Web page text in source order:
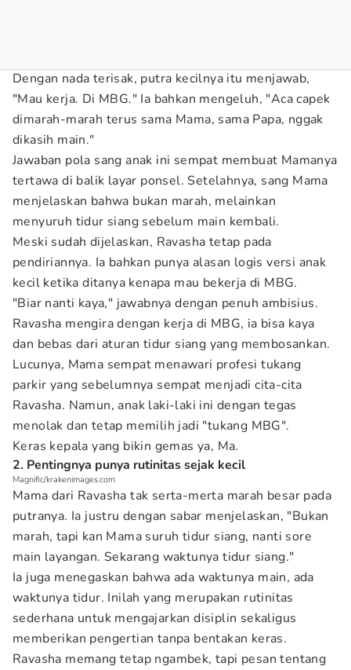
Dengan nada terisak, putra kecilnya itu menjawab,
"Mau kerja. Di MBG." Ia bahkan mengeluh, "Aca capek
dimarah-marah terus sama Mama, sama Papa, nggak
dikasih main."
Jawaban pola sang anak ini sempat membuat Mamanya
tertawa di balik layar ponsel. Setelahnya, sang Mama
menjelaskan bahwa bukan marah, melainkan
menyuruh tidur siang sebelum main kembali.
Meski sudah dijelaskan, Ravasha tetap pada
pendiriannya. Ia bahkan punya alasan logis versi anak
kecil ketika ditanya kenapa mau bekerja di MBG.
"Biar nanti kaya," jawabnya dengan penuh ambisius.
Ravasha mengira dengan kerja di MBG, ia bisa kaya
dan bebas dari aturan tidur siang yang membosankan.
Lucunya, Mama sempat menawari profesi tukang
parkir yang sebelumnya sempat menjadi cita-cita
Ravasha. Namun, anak laki-laki ini dengan tegas
menolak dan tetap memilih jadi "tukang MBG".
Keras kepala yang bikin gemas ya, Ma.
2. Pentingnya punya rutinitas sejak kecil
Magnific/krakenimages.com
Mama dari Ravasha tak serta-merta marah besar pada
putranya. Ia justru dengan sabar menjelaskan, "Bukan
marah, tapi kan Mama suruh tidur siang, nanti sore
main layangan. Sekarang waktunya tidur siang."
Ia juga menegaskan bahwa ada waktunya main, ada
waktunya tidur. Inilah yang merupakan rutinitas
sederhana untuk mengajarkan disiplin sekaligus
memberikan pengertian tanpa bentakan keras.
Ravasha memang tetap ngambek, tapi pesan tentang